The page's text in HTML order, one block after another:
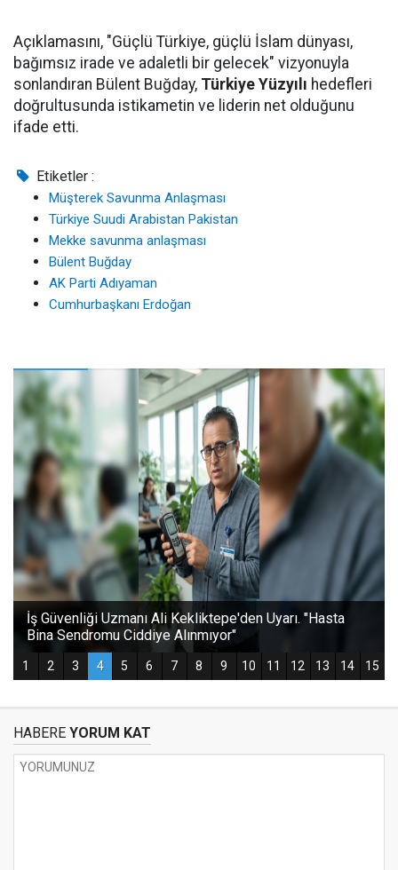
Açıklamasını, "Güçlü Türkiye, güçlü İslam dünyası,
bağımsız irade ve adaletli bir gelecek" vizyonuyla
sonlandıran Bülent Buğday, Türkiye Yüzyılı hedefleri
doğrultusunda istikametin ve liderin net olduğunu
ifade etti.
Etiketler :
Müşterek Savunma Anlaşması
Türkiye Suudi Arabistan Pakistan
Mekke savunma anlaşması
Bülent Buğday
AK Parti Adıyaman
Cumhurbaşkanı Erdoğan
HABERE YORUM KAT